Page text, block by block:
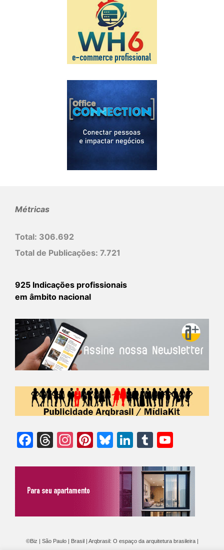
Métricas
Total: 306.692
Total de Publicações: 7.721
925 Indicações profissionais
em âmbito nacional
Facebook
Threads
Instagram
Pinterest
Bluesky
LinkedIn
Tumblr
©Biz | São Paulo | Brasil | Arqbrasil: O espaço da arquitetura brasileira |